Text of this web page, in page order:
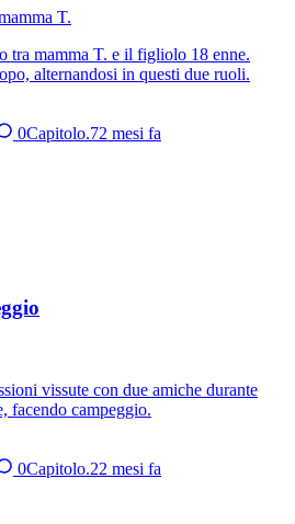
T.
tra mamma T. e il figliolo 18 enne.
alternandosi in questi due ruoli.
0Capitolo.72 mesi fa
vissute con due amiche durante
facendo campeggio.
0Capitolo.22 mesi fa